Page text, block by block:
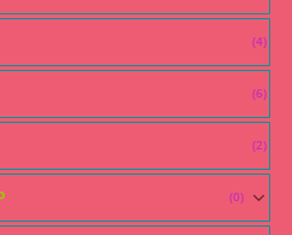
(4)
(6)
(2)
(0)